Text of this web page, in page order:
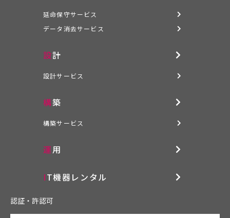
延命保守サービス
データ消去サービス
設計
設計サービス
構築
構築サービス
運用
IT機器レンタル
認証・許認可